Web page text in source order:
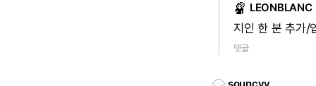
LEONBLANC
지인 한 분 추가/
댓글